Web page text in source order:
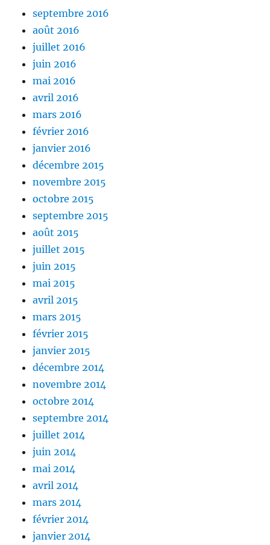
septembre 2016
août 2016
juillet 2016
juin 2016
mai 2016
avril 2016
mars 2016
février 2016
janvier 2016
décembre 2015
novembre 2015
octobre 2015
septembre 2015
août 2015
juillet 2015
juin 2015
mai 2015
avril 2015
mars 2015
février 2015
janvier 2015
décembre 2014
novembre 2014
octobre 2014
septembre 2014
juillet 2014
juin 2014
mai 2014
avril 2014
mars 2014
février 2014
janvier 2014